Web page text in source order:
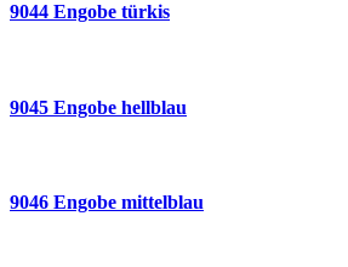
9044 Engobe türkis
9045 Engobe hellblau
9046 Engobe mittelblau